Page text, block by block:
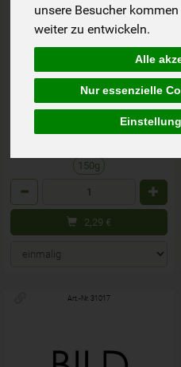
unsere Besucher
weiter zu entwickeln.
Alle
Nur essenzielle
Kokos Chips 150g
DEN
2,29 €*/ 150g
1 * 150g (15,27 € / kg)
150g
2,29 €
Art.-Nr. 31017